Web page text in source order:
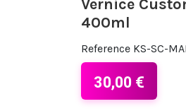
Vernice
400ml
Reference KS-SC-
30,00 €